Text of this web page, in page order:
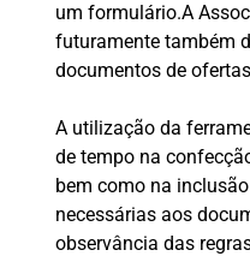
um formulário.A
futuramente também
documentos de
A utilização da
de tempo na
bem como na
necessárias aos
observância das